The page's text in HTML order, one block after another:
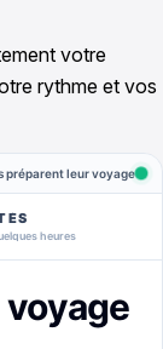
votre
rythme et vos